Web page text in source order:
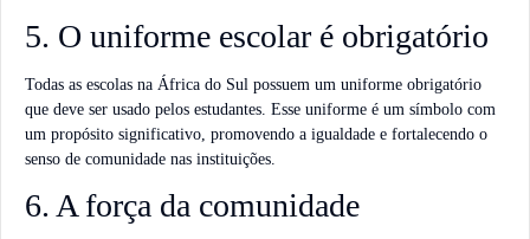
5. O uniforme escolar é obrigatório
Todas as escolas na África do Sul possuem um uniforme obrigatório
que deve ser usado pelos estudantes. Esse uniforme é um símbolo com
um propósito significativo, promovendo a igualdade e fortalecendo o
senso de comunidade nas instituições.
6. A força da comunidade